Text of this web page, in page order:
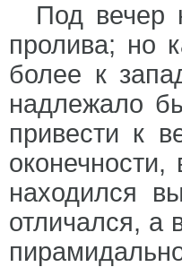
Под вечер
пролива; но
более к
надлежало
привести к
находился
отличался, а